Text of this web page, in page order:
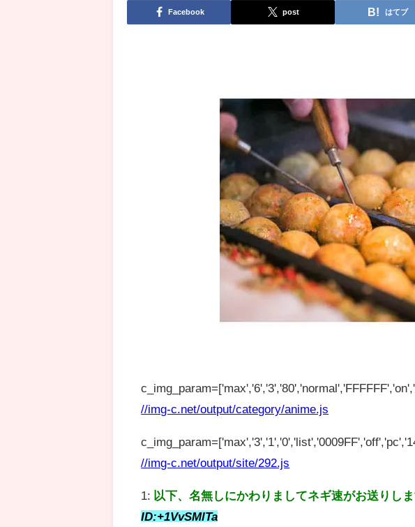
Facebook post はてブ
//img-c.net/output/category/anime.js
//img-c.net/output/site/292.js
1: 以下、名無しにかわりましてネギ速がお送りし
ID:+1VvSMlTa